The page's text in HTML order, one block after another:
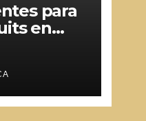
para
en